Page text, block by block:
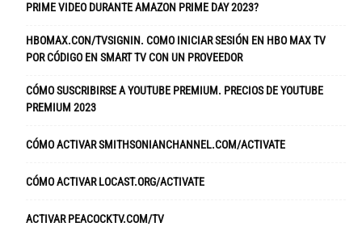
PRIME VIDEO DURANTE AMAZON PRIME DAY 2023?
HBOMAX.CON/TVSIGNIN. COMO INICIAR SESIÓN EN HBO MAX TV
POR CÓDIGO EN SMART TV CON UN PROVEEDOR
CÓMO SUSCRIBIRSE A YOUTUBE PREMIUM. PRECIOS DE YOUTUBE
PREMIUM 2023
CÓMO ACTIVAR SMITHSONIANCHANNEL.COM/ACTIVATE
CÓMO ACTIVAR LOCAST.ORG/ACTIVATE
ACTIVAR PEACOCKTV.COM/TV